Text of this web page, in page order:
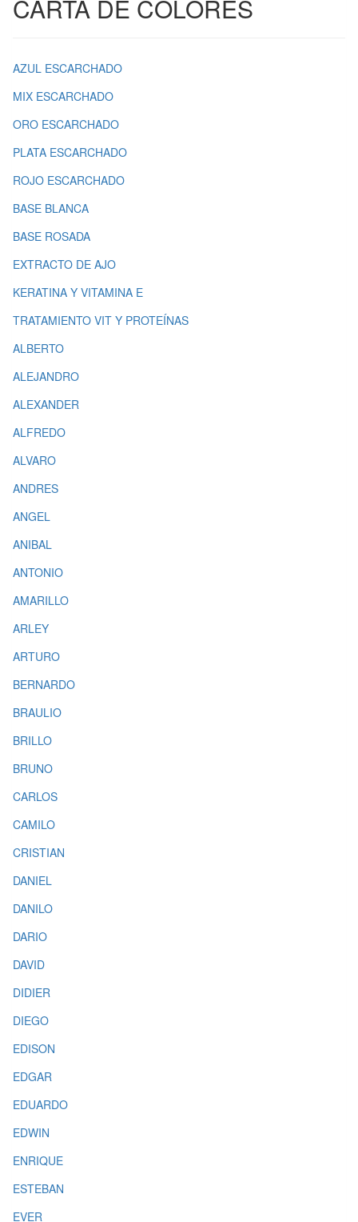
CARTA DE COLORES
AZUL ESCARCHADO
MIX ESCARCHADO
ORO ESCARCHADO
PLATA ESCARCHADO
ROJO ESCARCHADO
BASE BLANCA
BASE ROSADA
EXTRACTO DE AJO
KERATINA Y VITAMINA E
TRATAMIENTO VIT Y PROTEÍNAS
ALBERTO
ALEJANDRO
ALEXANDER
ALFREDO
ALVARO
ANDRES
ANGEL
ANIBAL
ANTONIO
AMARILLO
ARLEY
ARTURO
BERNARDO
BRAULIO
BRILLO
BRUNO
CARLOS
CAMILO
CRISTIAN
DANIEL
DANILO
DARIO
DAVID
DIDIER
DIEGO
EDISON
EDGAR
EDUARDO
EDWIN
ENRIQUE
ESTEBAN
EVER